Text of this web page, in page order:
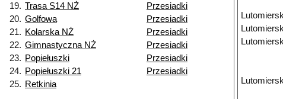
19. Trasa S14 NŻ
Przesiadki
20. Golfowa
Przesiadki
21. Kolarska NŻ
Przesiadki
22. Gimnastyczna NŻ
Przesiadki
23. Popiełuszki
Przesiadki
24. Popiełuszki 21
Przesiadki
25. Retkinia